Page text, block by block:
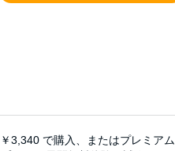
￥3,340 で購入、またはプレミアム